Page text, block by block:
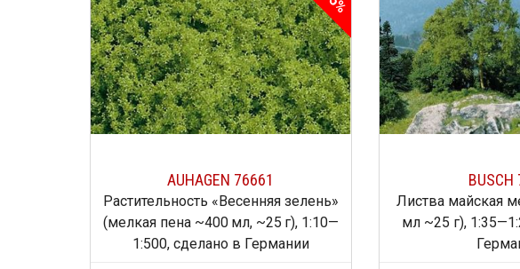
AUHAGEN 76661
Растительность «Весенняя зелень»
(мелкая пена ~400 мл, ~25 г), 1:10—
1:500, сделано в Германии
BUSCH
Листва майская
мл ~25 г),